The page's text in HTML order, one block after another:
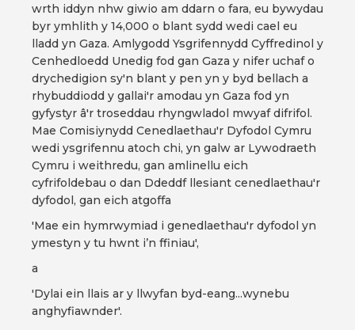
wrth iddyn nhw giwio am ddarn o fara, eu bywydau
byr ymhlith y 14,000 o blant sydd wedi cael eu
lladd yn Gaza. Amlygodd Ysgrifennydd Cyffredinol y
Cenhedloedd Unedig fod gan Gaza y nifer uchaf o
drychedigion sy'n blant y pen yn y byd bellach a
rhybuddiodd y gallai'r amodau yn Gaza fod yn
gyfystyr â'r troseddau rhyngwladol mwyaf difrifol.
Mae Comisiynydd Cenedlaethau'r Dyfodol Cymru
wedi ysgrifennu atoch chi, yn galw ar Lywodraeth
Cymru i weithredu, gan amlinellu eich
cyfrifoldebau o dan Ddeddf llesiant cenedlaethau'r
dyfodol, gan eich atgoffa
'Mae ein hymrwymiad i genedlaethau'r dyfodol yn
ymestyn y tu hwnt i’n ffiniau',
a
'Dylai ein llais ar y llwyfan byd-eang...wynebu
anghyfiawnder'.